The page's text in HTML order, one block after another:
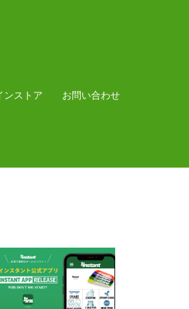
ンストア お問い合わせ